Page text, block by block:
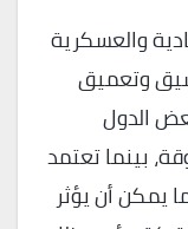
والعسكرية
وتعميق
الدول
بينما تعتمد
يمكن أن يؤثر